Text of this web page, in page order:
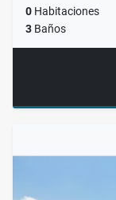
0 Habitaciones
3 Baños